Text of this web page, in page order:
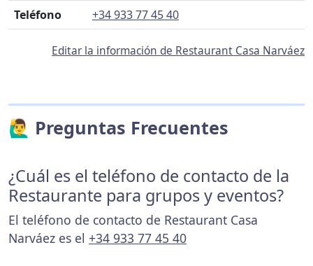
Teléfono
+34 933 77 45 40
Editar la información de Restaurant Casa Narváez
🙋‍♂️ Preguntas Frecuentes
¿Cuál es el teléfono de contacto de la
Restaurante para grupos y eventos?
El teléfono de contacto de Restaurant Casa
Narváez es el +34 933 77 45 40